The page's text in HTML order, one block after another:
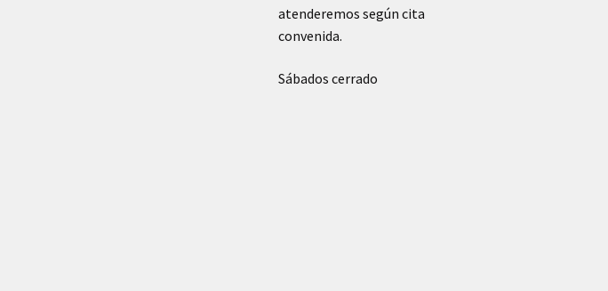
atenderemos según cita
convenida.
Sábados cerrado